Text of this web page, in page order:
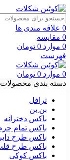
0 علاقه مندی ها
0 مقایسه
0 موارد 0 تومان
فهرست
0 موارد 0 تومان
دسته بندی محصولات
ترافل
بن بن
باکس دخترانه
باکس تمام
باکس طرح
باکس طرح
باکس کوکی